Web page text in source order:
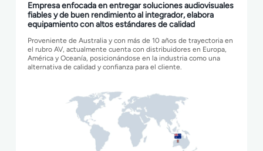
Empresa enfocada en entregar soluciones audiovisuales
fiables y de buen rendimiento al integrador, elabora
equipamiento con altos estándares de calidad
Proveniente de Australia y con más de 10 años de trayectoria en
el rubro AV, actualmente cuenta con distribuidores en Europa,
América y Oceanía, posicionándose en la industria como una
alternativa de calidad y confianza para el cliente.